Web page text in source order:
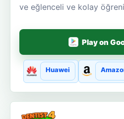
ve eğlenceli ve kolay
Play on
Huawei